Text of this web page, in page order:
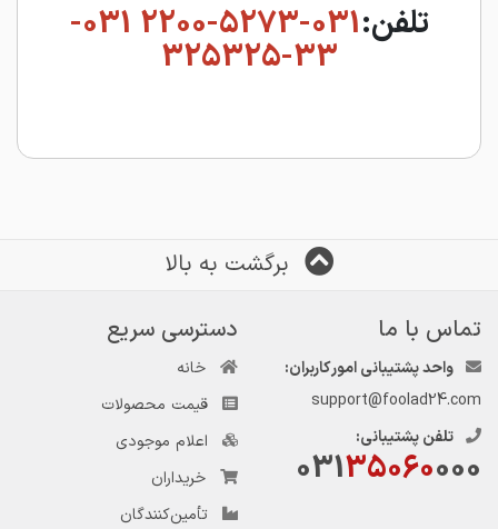
تلفن:031-5273-2200
031-
33-325325
برگشت به بالا
تماس با ما
واحد پشتیبانی امور کاربران:
support@foolad24.com
تلفن پشتیبانی:
03135060000
دسترسی سریع
خانه
قیمت محصولات
اعلام موجودی
خریداران
تأمین‌کنندگان